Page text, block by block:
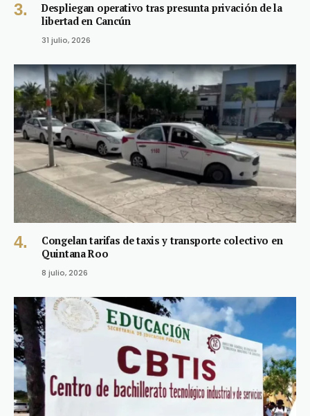
Despliegan operativo tras presunta privación de la
libertad en Cancún
31 julio, 2026
Congelan tarifas de taxis y transporte colectivo en
Quintana Roo
8 julio, 2026